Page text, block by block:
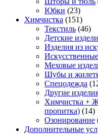
Юбки (23)
Химчистка (151)
Текстиль (46)
Детские
Изделия из
Меховые
Шубы и
Спецодежда
Другие
Химчистка +
пропитка) (14)
Озонирование
Дополнительные